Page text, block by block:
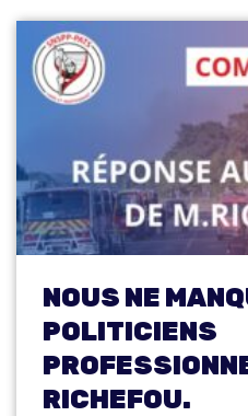
NOUS NE
POLITICIENS
RICHEFOU.